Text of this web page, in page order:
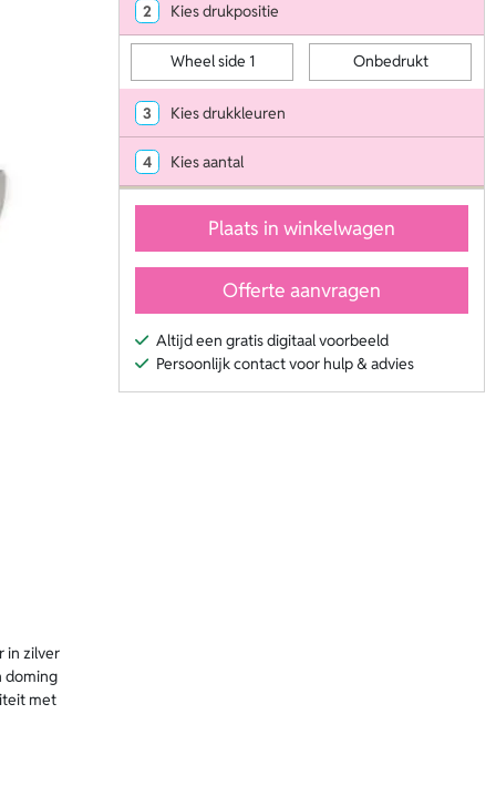
in zilver
doming
met
2 Kies drukpositie
Wheel side 1 Onbedrukt
3 Kies drukkleuren
4 Kies aantal
Plaats in winkelwagen
Offerte aanvragen
Altijd een gratis digitaal voorbeeld
Persoonlijk contact voor hulp & advies